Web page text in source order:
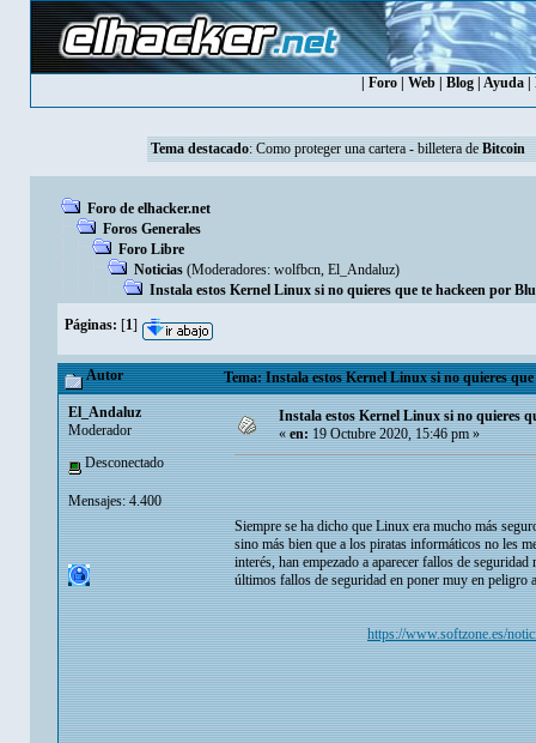
Foro| Web| Blog| Ayuda|
Tema destacado: Como proteger una cartera - billetera de Bitcoin
Foro de elhacker.net
Foros Generales
Foro Libre
Noticias (Moderadores: wolfbcn, El_Andaluz)
Instala estos Kernel Linux si no quieres que te hackeen por
Páginas: [1]
Autor Tema: Instala estos Kernel Linux si no quieres
El_Andaluz
Moderador
Desconectado
Mensajes: 4.400
Instala estos Kernel Linux si no quieres
«en:19 Octubre 2020, 15:46 pm »
Siempre se ha dicho que Linux era mucho más
sino más bien que a los piratas informáticos no les
interés, han empezado a aparecer fallos de
últimos fallos de seguridad en poner muy en peligro
https://www.softzone.es/